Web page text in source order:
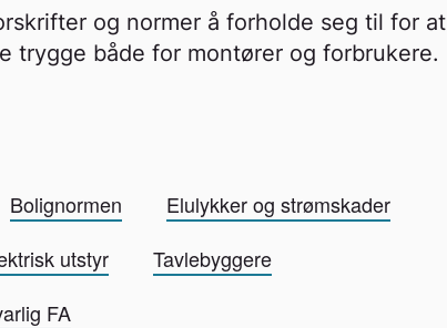
og normer å forholde seg til for at
trygge både for montører og forbrukere.
Bolignormen
Elulykker og strømskader
utstyr
Tavlebyggere
FA